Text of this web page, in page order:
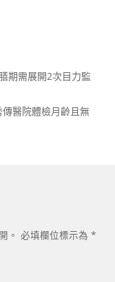
期需展開2次目力監
醫院體檢月齡且無
。 必填欄位標示為 *